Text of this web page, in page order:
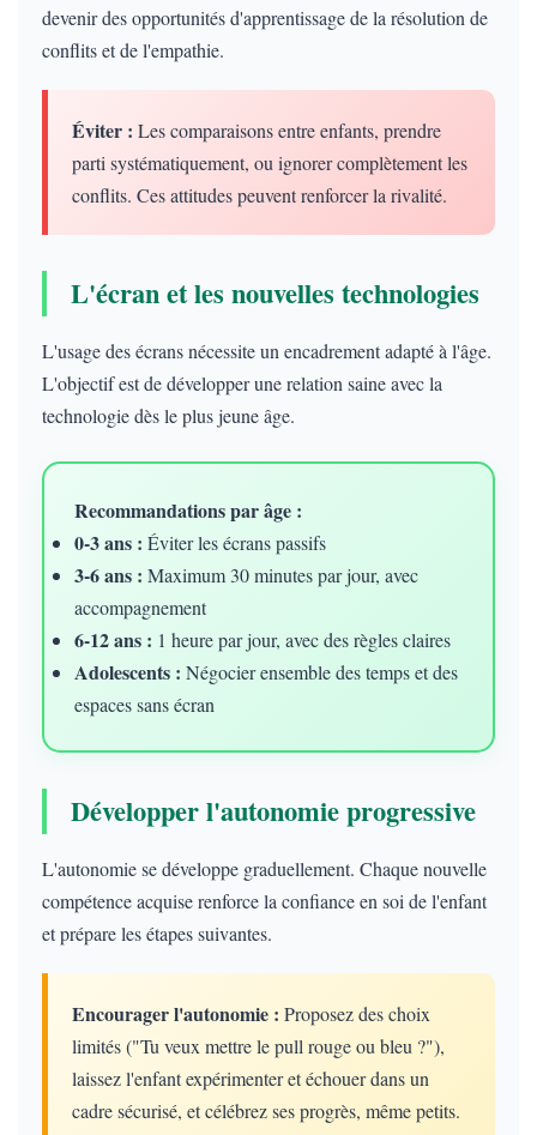
devenir des opportunités d'apprentissage de la résolution de
conflits et de l'empathie.
Éviter : Les comparaisons entre enfants, prendre
parti systématiquement, ou ignorer complètement les
conflits. Ces attitudes peuvent renforcer la rivalité.
L'écran et les nouvelles technologies
L'usage des écrans nécessite un encadrement adapté à l'âge.
L'objectif est de développer une relation saine avec la
technologie dès le plus jeune âge.
Recommandations par âge :
0-3 ans : Éviter les écrans passifs
3-6 ans : Maximum 30 minutes par jour, avec
accompagnement
6-12 ans : 1 heure par jour, avec des règles claires
Adolescents : Négocier ensemble des temps et des
espaces sans écran
Développer l'autonomie progressive
L'autonomie se développe graduellement. Chaque nouvelle
compétence acquise renforce la confiance en soi de l'enfant
et prépare les étapes suivantes.
Encourager l'autonomie : Proposez des choix
limités ("Tu veux mettre le pull rouge ou bleu ?"),
laissez l'enfant expérimenter et échouer dans un
cadre sécurisé, et célébrez ses progrès, même petits.